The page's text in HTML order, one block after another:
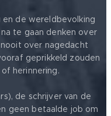
en de wereldbevolking
te gaan denken over
over nagedacht
geprikkeld zouden
herinnering.
de schrijver van de
geen betaalde job om